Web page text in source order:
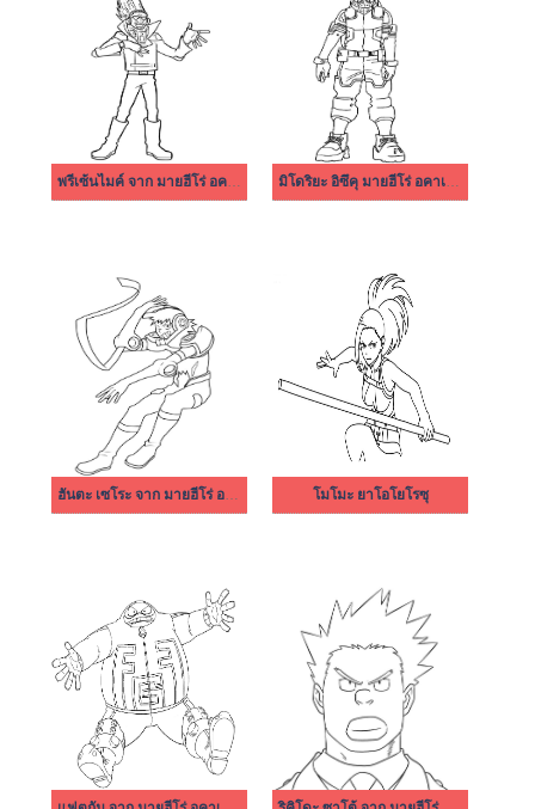
พรีเซ้นไมค์ จาก มายฮีโร่ อคาเดเมีย มิโดริยะ อิซึคุ มายฮีโร่ อคาเดเมีย
ฮันตะ เซโระ จาก มายฮีโร่ อคาเดเมีย โมโมะ ยาโอโยโรซุ